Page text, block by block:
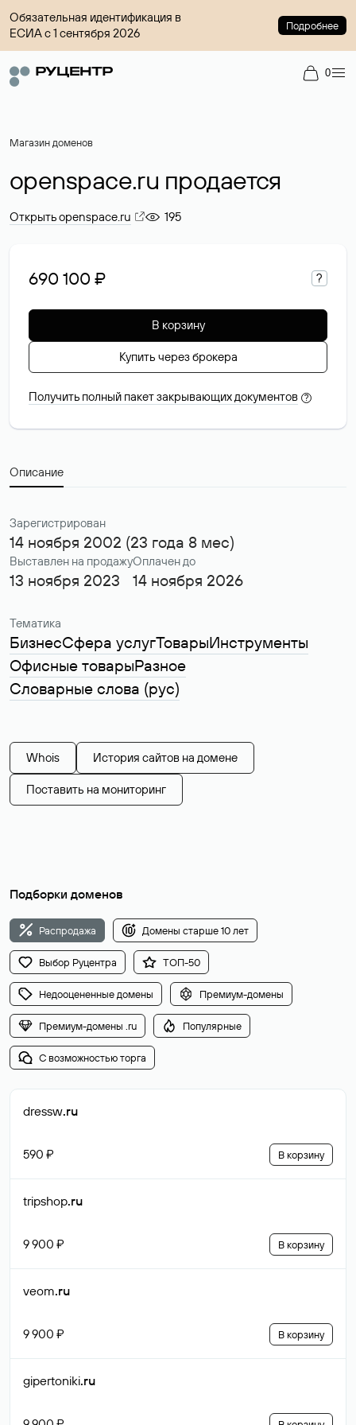
Обязательная идентификация в
ЕСИА с 1 сентября 2026
Подробнее
0
Магазин доменов
openspace.ru продается
Открыть openspace.ru 195
690 100 ₽ ?
В корзину
Купить через брокера
Получить полный пакет закрывающих документов ?
Описание
Зарегистрирован
14 ноября 2002 (23 года 8 мес)
Выставлен на продажу
13 ноября 2023
Оплачен до
14 ноября 2026
Тематика
БизнесСфера услугТоварыИнструменты
Офисные товарыРазное
Словарные слова (рус)
Whois История сайтов на домене
Поставить на мониторинг
Подборки доменов
Распродажа Домены старше 10 лет
Выбор Руцентра ТОП-50
Недооцененные домены Премиум-домены
Премиум-домены .ru Популярные
С возможностью торга
dressw.ru
590 ₽ В корзину
tripshop.ru
9 900 ₽ В корзину
veom.ru
9 900 ₽ В корзину
gipertoniki.ru